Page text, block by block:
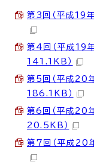
第3回（平成19
第4回（平成19
141.1KB）
第5回（平成20
186.1KB）
第6回（平成20
20.5KB）
第7回（平成20